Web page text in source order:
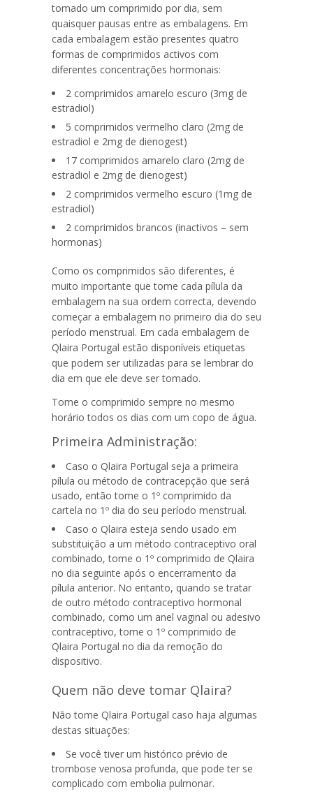
tomado um comprimido por dia, sem
quaisquer pausas entre as embalagens. Em
cada embalagem estão presentes quatro
formas de comprimidos activos com
diferentes concentrações hormonais:
2 comprimidos amarelo escuro (3mg de
estradiol)
5 comprimidos vermelho claro (2mg de
estradiol e 2mg de dienogest)
17 comprimidos amarelo claro (2mg de
estradiol e 2mg de dienogest)
2 comprimidos vermelho escuro (1mg de
estradiol)
2 comprimidos brancos (inactivos – sem
hormonas)
Como os comprimidos são diferentes, é
muito importante que tome cada pílula da
embalagem na sua ordem correcta, devendo
começar a embalagem no primeiro dia do seu
período menstrual. Em cada embalagem de
Qlaira Portugal estão disponíveis etiquetas
que podem ser utilizadas para se lembrar do
dia em que ele deve ser tomado.
Tome o comprimido sempre no mesmo
horário todos os dias com um copo de água.
Primeira Administração:
Caso o Qlaira Portugal seja a primeira
pílula ou método de contracepção que será
usado, então tome o 1º comprimido da
cartela no 1º dia do seu período menstrual.
Caso o Qlaira esteja sendo usado em
substituição a um método contraceptivo oral
combinado, tome o 1º comprimido de Qlaira
no dia seguinte após o encerramento da
pílula anterior. No entanto, quando se tratar
de outro método contraceptivo hormonal
combinado, como um anel vaginal ou adesivo
contraceptivo, tome o 1º comprimido de
Qlaira Portugal no dia da remoção do
dispositivo.
Quem não deve tomar Qlaira?
Não tome Qlaira Portugal caso haja algumas
destas situações:
Se você tiver um histórico prévio de
trombose venosa profunda, que pode ter se
complicado com embolia pulmonar.